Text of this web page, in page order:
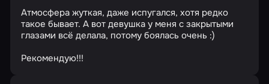
Атмосфера жуткая, даже испугался, хотя редко
такое бывает. А вот девушка у меня с закрытыми
глазами всё делала, потому боялась очень :)
Рекомендую!!!